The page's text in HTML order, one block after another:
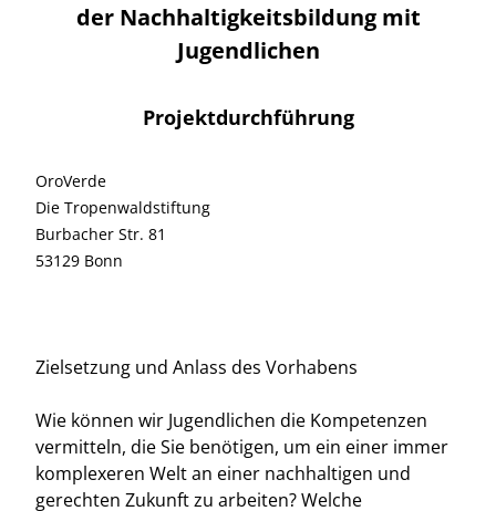
der Nachhaltigkeitsbildung mit
Jugendlichen
Projektdurchführung
OroVerde
Die Tropenwaldstiftung
Burbacher Str. 81
53129 Bonn
Zielsetzung und Anlass des Vorhabens
Wie können wir Jugendlichen die Kompetenzen
vermitteln, die Sie benötigen, um ein einer immer
komplexeren Welt an einer nachhaltigen und
gerechten Zukunft zu arbeiten? Welche